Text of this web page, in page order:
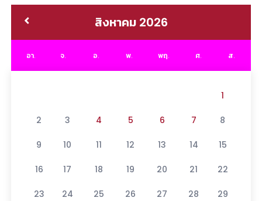
สิงหาคม 2026
อา. จ. อ. พ. พฤ. ศ. ส.
1
2 3 4 5 6 7 8
9 10 11 12 13 14 15
16 17 18 19 20 21 22
23 24 25 26 27 28 29